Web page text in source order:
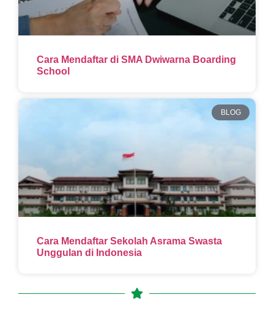
Cara Mendaftar di SMA Dwiwarna Boarding
School
BLOG
Cara Mendaftar Sekolah Asrama Swasta
Unggulan di Indonesia